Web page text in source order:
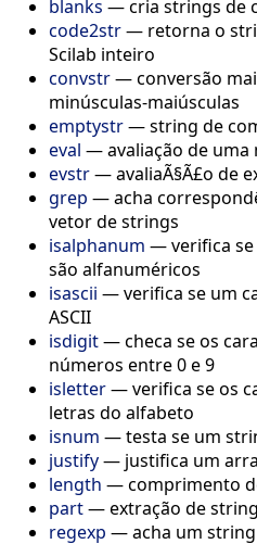
blanks —cria strings de
code2str— retorna o
Scilab inteiro
convstr—conversão
minúsculas-maiúsculas
emptystr—string de
eval —avaliação de
evstr—avaliaÃ§Ã£o de
grep —acha
vetor de strings
isalphanum —verifica
são alfanuméricos
isascii —verifica se um
ASCII
isdigit—checa se os
números entre 0 e 9
isletter—verifica se os
letras do alfabeto
isnum —testa se um
justify— justifica um
length —comprimento
part—extração de
regexp —acha um